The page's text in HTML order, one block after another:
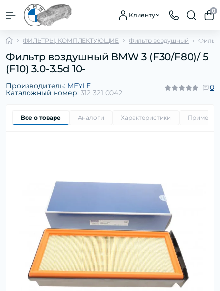
Клиенту
0
ФИЛЬТРЫ, КОМПЛЕКТУЮЩИЕ Фильтр воздушный
Фильтр воздушный BMW 3 (F30/F80)/ 5
(F10) 3.0-3.5d 10-
Производитель: MEYLE
Каталожный номер: 312 321 0042
0
Все о товаре Аналоги Характеристики